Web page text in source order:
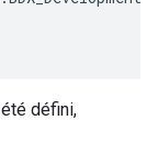
défini,